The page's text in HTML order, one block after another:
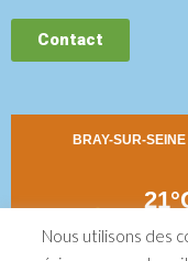
Contact
Nous utilisons des